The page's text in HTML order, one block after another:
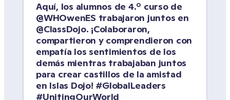
Aquí, los alumnos de 4.º curso de
@WHOwenES trabajaron juntos en
@ClassDojo. ¡Colaboraron,
compartieron y comprendieron con
empatía los sentimientos de los
demás mientras trabajaban juntos
para crear castillos de la amistad
en Islas Dojo! #GlobalLeaders
#UnitingOurWorld